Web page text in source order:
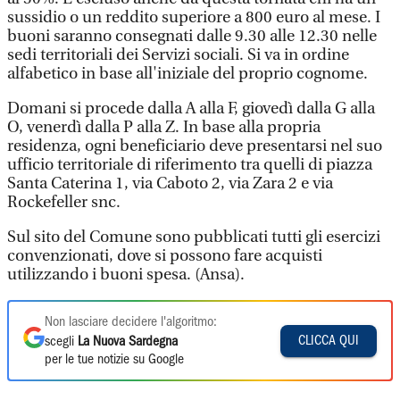
sussidio o un reddito superiore a 800 euro al mese. I
buoni saranno consegnati dalle 9.30 alle 12.30 nelle
sedi territoriali dei Servizi sociali. Si va in ordine
alfabetico in base all'iniziale del proprio cognome.
Domani si procede dalla A alla F, giovedì dalla G alla
O, venerdì dalla P alla Z. In base alla propria
residenza, ogni beneficiario deve presentarsi nel suo
ufficio territoriale di riferimento tra quelli di piazza
Santa Caterina 1, via Caboto 2, via Zara 2 e via
Rockefeller snc.
Sul sito del Comune sono pubblicati tutti gli esercizi
convenzionati, dove si possono fare acquisti
utilizzando i buoni spesa. (Ansa).
Non lasciare decidere l'algoritmo:
scegli La Nuova Sardegna
per le tue notizie su Google
CLICCA QUI